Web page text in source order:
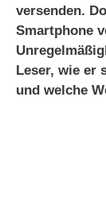
versenden.
Smartphone
Leser, wie er
und welche